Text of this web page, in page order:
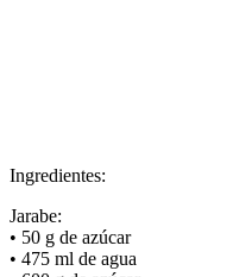
Ingredientes:
Jarabe:
• 50 g de azúcar
• 475 ml de agua